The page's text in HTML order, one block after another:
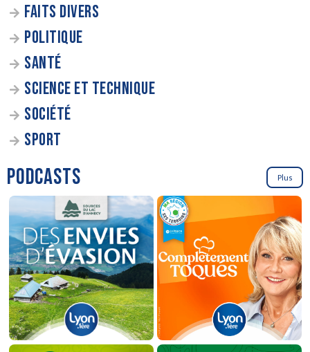
FAITS DIVERS
POLITIQUE
SANTÉ
SCIENCE ET TECHNIQUE
SOCIÉTÉ
SPORT
PODCASTS Plus